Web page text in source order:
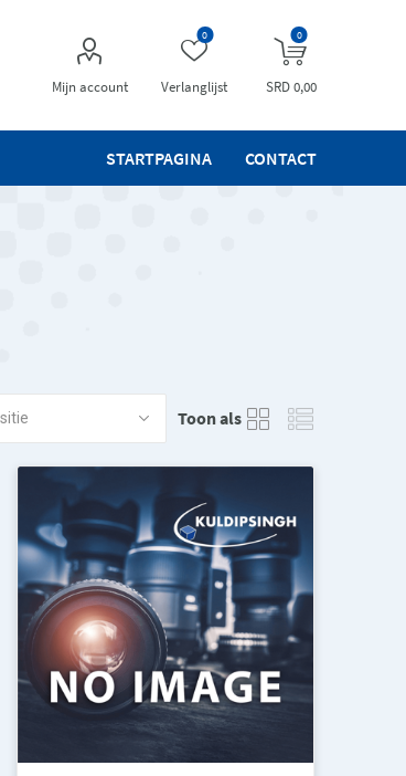
Mijn account Verlanglijst
0 0
SRD 0,00
STARTPAGINA CONTACT
Toon als